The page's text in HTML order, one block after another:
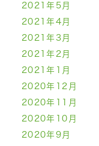
2021年5月
2021年4月
2021年3月
2021年2月
2021年1月
2020年12月
2020年11月
2020年10月
2020年9月